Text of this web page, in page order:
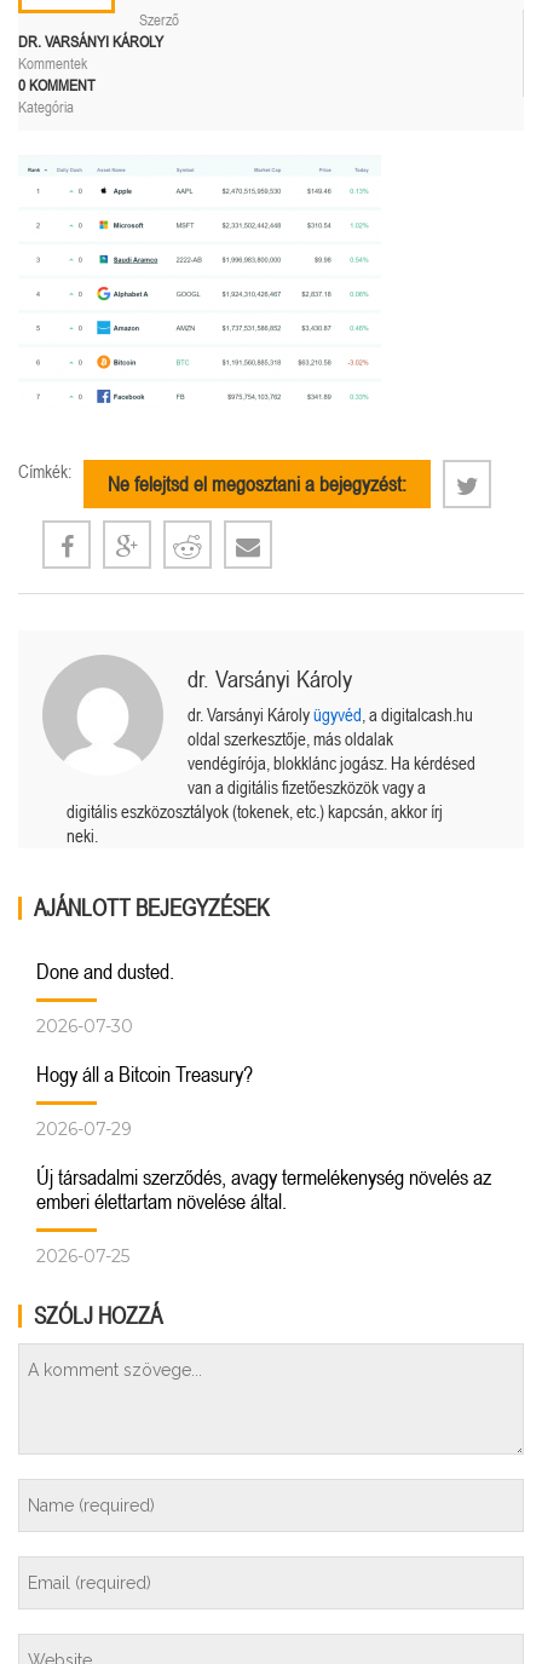
Szerző
DR. VARSÁNYI KÁROLY
Kommentek
0 KOMMENT
Kategória
Címkék:
Ne felejtsd el megosztani a bejegyzést:
dr. Varsányi Károly
dr. Varsányi Károlyügyvéd , a digitalcash.hu
oldal szerkesztője, más oldalak
vendégírója, blokklánc jogász. Ha kérdésed
van a digitális fizetőeszközök vagy a
digitális eszközosztályok (tokenek, etc.) kapcsán, akkor írj
neki.
AJÁNLOTT BEJEGYZÉSEK
Done and dusted.
2026-07-30
Hogy áll a Bitcoin Treasury?
2026-07-29
Új társadalmi szerződés, avagy termelékenység növelés az
emberi élettartam növelése által.
2026-07-25
SZÓLJ HOZZÁ